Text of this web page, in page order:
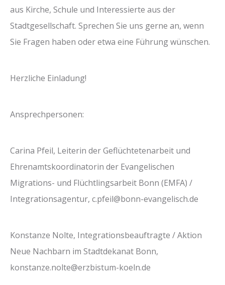
aus Kirche, Schule und Interessierte aus der
Stadtgesellschaft. Sprechen Sie uns gerne an, wenn
Sie Fragen haben oder etwa eine Führung wünschen.
Herzliche Einladung!
Ansprechpersonen:
Carina Pfeil, Leiterin der Geflüchtetenarbeit und
Ehrenamtskoordinatorin der Evangelischen
Migrations- und Flüchtlingsarbeit Bonn (EMFA) /
Integrationsagentur, c.pfeil@bonn-evangelisch.de
Konstanze Nolte, Integrationsbeauftragte / Aktion
Neue Nachbarn im Stadtdekanat Bonn,
konstanze.nolte@erzbistum-koeln.de